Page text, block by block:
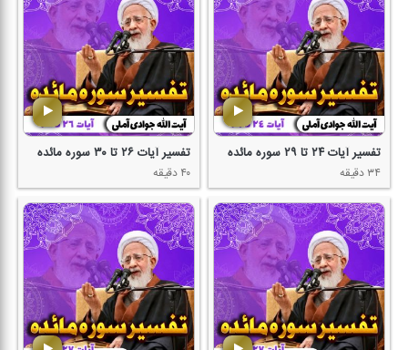
تفسیر آیات ۲۴ تا ۲۹ سوره مائده
۳۴ دقیقه
تفسیر آیات ۲۶ تا ۳۰ سوره مائده
۴۰ دقیقه